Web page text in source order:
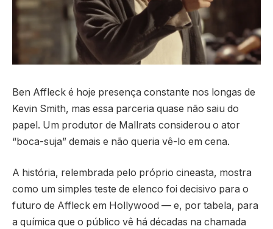
Ben Affleck é hoje presença constante nos longas de
Kevin Smith, mas essa parceria quase não saiu do
papel. Um produtor de Mallrats considerou o ator
“boca-suja” demais e não queria vê-lo em cena.
A história, relembrada pelo próprio cineasta, mostra
como um simples teste de elenco foi decisivo para o
futuro de Affleck em Hollywood — e, por tabela, para
a química que o público vê há décadas na chamada